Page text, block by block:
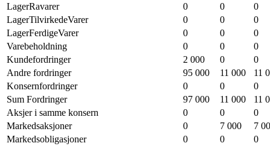
LagerRavarer
0 0 0
LagerTilvirkedeVarer
0 0 0
LagerFerdigeVarer
0 0 0
Varebeholdning
0 0 0
Kundefordringer
2 000 0 0
Andre fordringer
95 000 11 000 11
Konsernfordringer
0 0 0
Sum Fordringer
97 000 11 000 11
Aksjer i samme konsern
0 0 0
Markedsaksjoner
0 7 000 7
Markedsobligasjoner
0 0 0